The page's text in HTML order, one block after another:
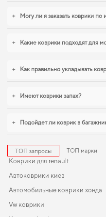
автомобиля,
разумным выбором водителя.
высокого качества.
+ Могу ли я заказать коврики
+ Какие коврики подходят для
+ Как правильно укладывать
+ Имеют коврики запах?
+ Подойдет ли коврик в
ТОП запросы ТОП марки
Коврики для renault
Автоковрики киев
Автомобильные коврики хонда
Vw коврики